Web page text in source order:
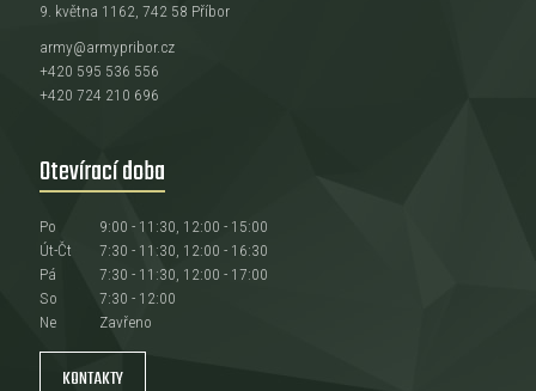
9. května 1162, 742 58 Příbor
army@armypribor.cz
+420 595 536 556
+420 724 210 696
Otevírací doba
Po
9:00 - 11:30, 12:00 - 15:00
Út-Čt
7:30 - 11:30, 12:00 - 16:30
Pá
7:30 - 11:30, 12:00 - 17:00
So
7:30 - 12:00
Ne
Zavřeno
KONTAKTY